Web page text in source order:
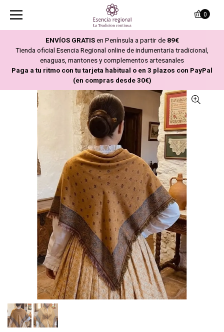
ENVÍOS GRATISen Península a partir de 89€
Tienda oficial Esencia Regional online de indumentaria tradicional,
enaguas, mantones y complementos artesanales
Paga a tu ritmo con tu tarjeta habitual o en 3 plazos con PayPal
(en compras desde 30€)
0